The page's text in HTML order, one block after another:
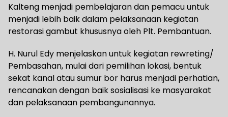
Kalteng menjadi pembelajaran dan pemacu untuk
menjadi lebih baik dalam pelaksanaan kegiatan
restorasi gambut khususnya oleh Plt. Pembantuan.
H. Nurul Edy menjelaskan untuk kegiatan rewreting/
Pembasahan, mulai dari pemilihan lokasi, bentuk
sekat kanal atau sumur bor harus menjadi perhatian,
rencanakan dengan baik sosialisasi ke masyarakat
dan pelaksanaan pembangunannya.